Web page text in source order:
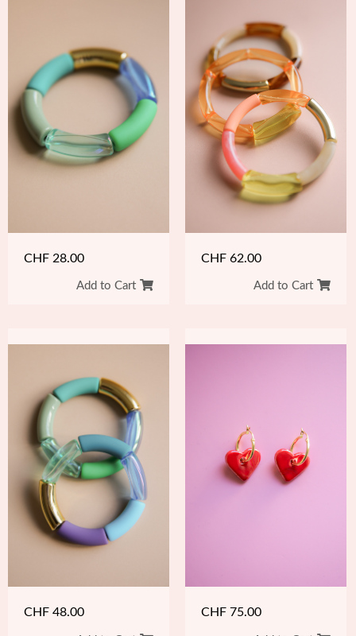
CHF 28.00
Add to Cart
CHF 62.00
Add to Cart
CHF 48.00 CHF 75.00